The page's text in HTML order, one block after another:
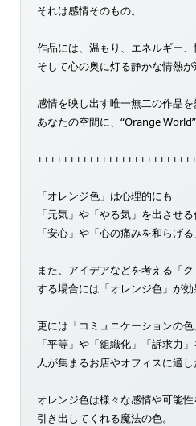
それは感情そのもの。
作品には、温もり、エネルギー、
そして心の奥に灯る静かな情熱が
感情を映し出す唯一無二の作品を
あなたの空間に、“Orange World”
「オレンジ色」は心理的にも
「元気」や「やる気」を出させる
「安心」や「心の痛みを和らげる
また、アイデアなどを考える「
する場合には「オレンジ色」が効
更には「コミュニケーションの色
「平等」や「組織化」「訴求力
人が集まるお店やオフィスに適し
オレンジ色は様々な感情や可能性
引き出してくれる魔法の色。